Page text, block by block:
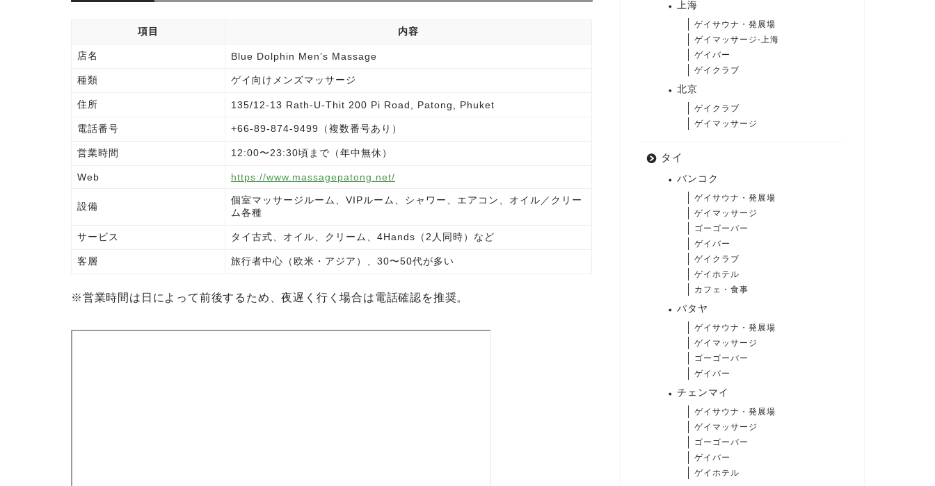
項目 内容
店名 Blue Dolphin Men’s Massage
種類 ゲイ向けメンズマッサージ
住所 135/12-13 Rath-U-Thit 200 Pi Road, Patong, Phuket
電話番号 +66-89-874-9499（複数番号あり）
営業時間 12:00〜23:30頃まで（年中無休）
Web https://www.massagepatong.net/
設備
個室マッサージルーム、VIPルーム、シャワー、エアコン、オイル／クリー
ム各種
サービス タイ古式、オイル、クリーム、4Hands（2人同時）など
客層 旅行者中心（欧米・アジア）、30〜50代が多い
※営業時間は日によって前後するため、夜遅く行く場合は電話確認を推奨。
上海
ゲイサウナ・発展場
ゲイマッサージ-上海
ゲイバー
ゲイクラブ
北京
ゲイクラブ
ゲイマッサージ
タイ
バンコク
ゲイサウナ・発展場
ゲイマッサージ
ゴーゴーバー
ゲイバー
ゲイクラブ
ゲイホテル
カフェ・食事
パタヤ
ゲイサウナ・発展場
ゲイマッサージ
ゴーゴーバー
ゲイバー
チェンマイ
ゲイサウナ・発展場
ゲイマッサージ
ゴーゴーバー
ゲイバー
ゲイホテル